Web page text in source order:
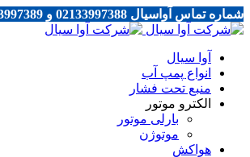
شماره تماس آواسیال 02133997388 و 02133997389
آوا سیال
انواع پمپ آب
منبع تحت فشار
الکترو موتور
بارلی موتور
موتوژن
هواکش